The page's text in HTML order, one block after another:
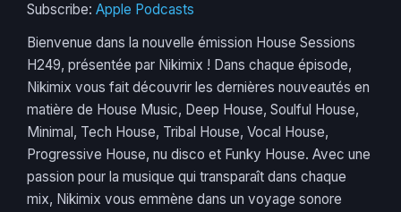
Subscribe: Apple Podcasts
Bienvenue dans la nouvelle émission House Sessions
H249, présentée par Nikimix ! Dans chaque épisode,
Nikimix vous fait découvrir les dernières nouveautés en
matière de House Music, Deep House, Soulful House,
Minimal, Tech House, Tribal House, Vocal House,
Progressive House, nu disco et Funky House. Avec une
passion pour la musique qui transparaît dans chaque
mix, Nikimix vous emmène dans un voyage sonore